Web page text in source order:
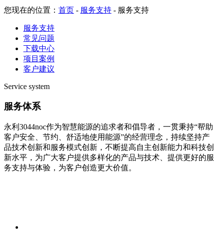
您现在的位置： 首页 - 服务支持 - 服务支持
服务支持
常见问题
下载中心
项目案例
客户建议
Service system
服务体系
永利3044noc作为智慧能源的追求者和倡导者，一贯秉持“帮助
客户安全、节约、舒适地使用能源”的经营理念，持续坚持产
品技术创新和服务模式创新，不断提高自主创新能力和科技创
新水平，为广大客户提供多样化的产品与技术、提供更好的服
务支持与体验，为客户创造更大价值。